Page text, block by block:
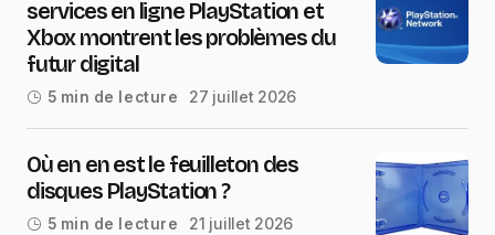
services en ligne PlayStation et
Xbox montrent les problèmes du
futur digital
5 min de lecture 27 juillet 2026
Où en en est le feuilleton des
disques PlayStation ?
5 min de lecture 21 juillet 2026